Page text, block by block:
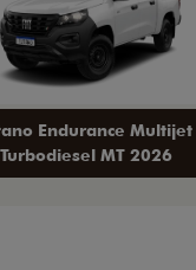
Endurance Multijet
Turbodiesel MT 2026